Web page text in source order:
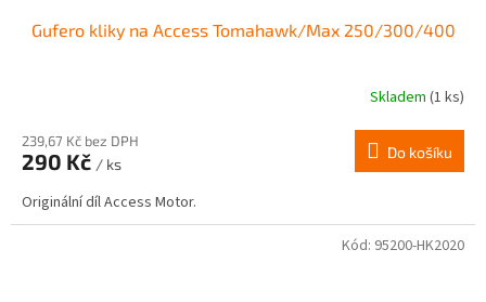
Gufero kliky na Access Tomahawk/Max 250/300/400
Skladem (1 ks)
239,67 Kč bez DPH
290 Kč / ks
Do košíku
Originální díl Access Motor.
Kód: 95200-HK2020